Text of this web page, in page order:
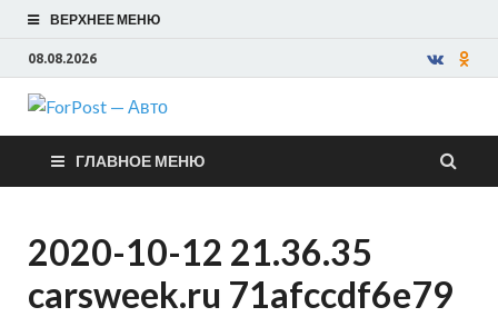
ВЕРХНЕЕ МЕНЮ
08.08.2026
ForPost —
Авто
ГЛАВНОЕ МЕНЮ
2020-10-12 21.36.35
carsweek.ru 71afccdf6e79